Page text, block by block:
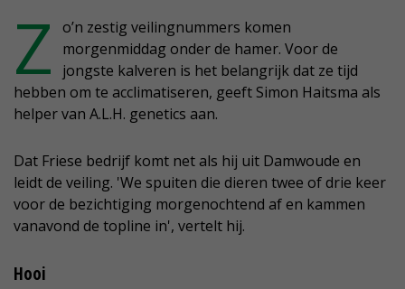
Z o’n zestig veilingnummers komen
morgenmiddag onder de hamer. Voor de
jongste kalveren is het belangrijk dat ze tijd
hebben om te acclimatiseren, geeft Simon Haitsma als
helper van A.L.H. genetics aan.
Dat Friese bedrijf komt net als hij uit Damwoude en
leidt de veiling. 'We spuiten die dieren twee of drie keer
voor de bezichtiging morgenochtend af en kammen
vanavond de topline in', vertelt hij.
Hooi